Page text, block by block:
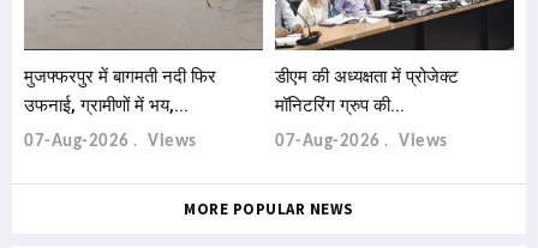
मुजफ्फरपुर में बागमती नदी फिर
उफनाई, ग्रामीणों में भय,...
07-Aug-2026 Views
डीएम की अध्यक्षता में प्रोजेक्ट
मॉनिटरिंग ग्रुप की...
07-Aug-2026 Views
MORE POPULAR NEWS